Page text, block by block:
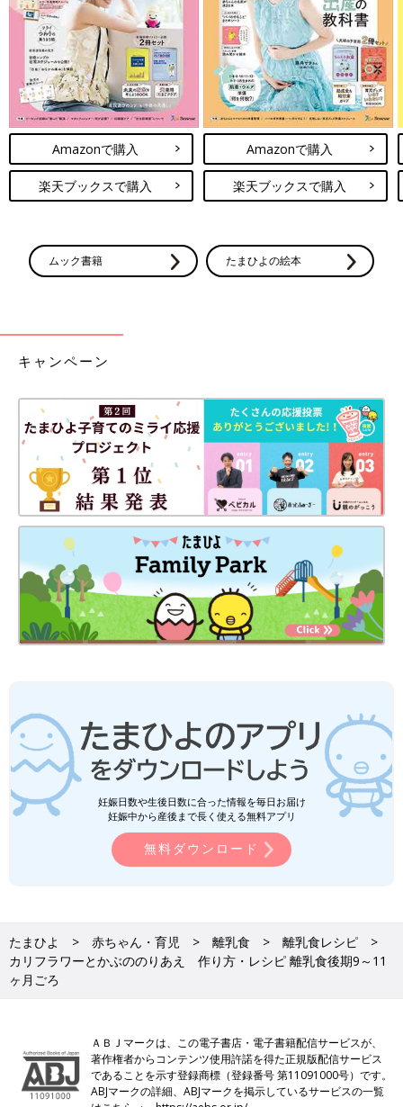
Amazonで購入
楽天ブックスで購入
Amazonで購入
楽天ブックスで購入
ムック書籍 たまひよの絵本
キャンペーン
妊娠日数や生後日数に合った情報を毎日お届け
妊娠中から産後まで長く使える無料アプリ
無料ダウンロード
たまひよ 赤ちゃん・育児 離乳食
離乳食レシピ
カリフラワーとかぶののりあえ 作り方・レシピ 離乳食後期9～11
ヶ月ごろ
ＡＢＪマークは、この電子書店・電子書籍配信サービスが、
著作権者からコンテンツ使用許諾を得た正規版配信サービス
であることを示す登録商標（登録番号 第11091000号）です。
ABJマークの詳細、ABJマークを掲示しているサービスの一覧